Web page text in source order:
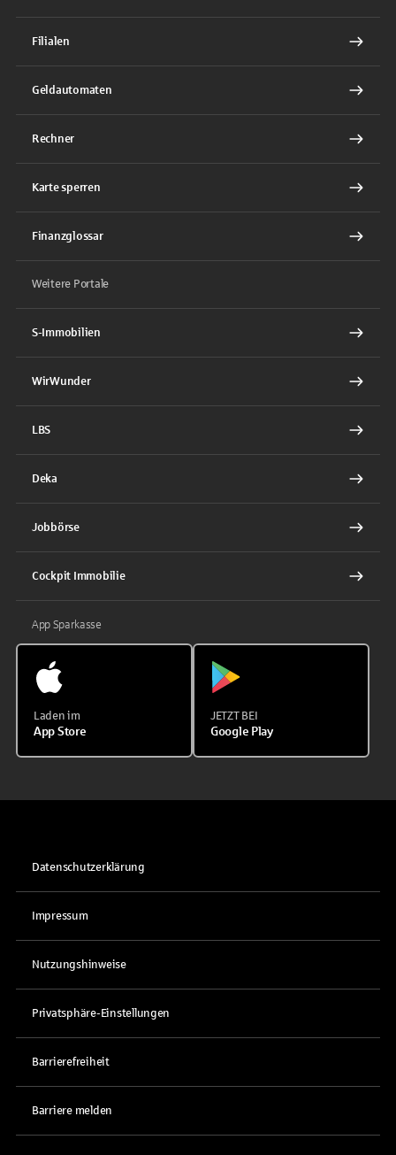
Filialen
Geldautomaten
Rechner
Karte sperren
Finanzglossar
Weitere Portale
S-Immobilien
WirWunder
LBS
Deka
Jobbörse
Cockpit Immobilie
App Sparkasse
Laden im
App Store
JETZT BEI
Google Play
Datenschutzerklärung
Impressum
Nutzungshinweise
Privatsphäre-Einstellungen
Barrierefreiheit
Barriere melden